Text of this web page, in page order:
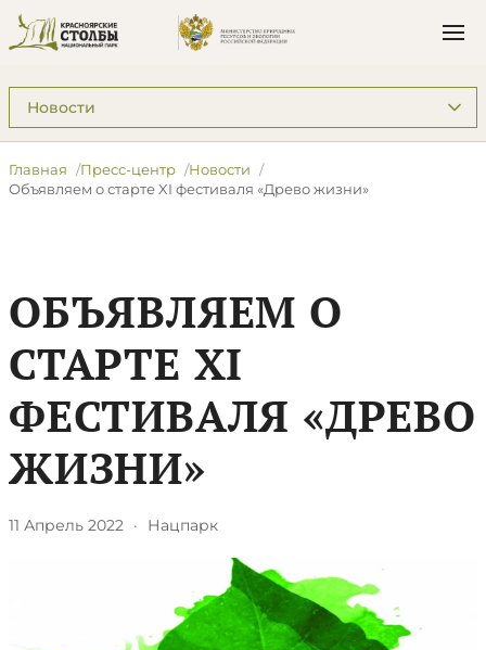
Подразделы: Пресс-центр
Главная Пресс-центр
Новости
Объявляем о старте XI фестиваля «Древо жизни»
ОБЪЯВЛЯЕМ О
СТАРТЕ XI
ФЕСТИВАЛЯ «ДРЕВО
ЖИЗНИ»
11 Апрель 2022 · Нацпарк